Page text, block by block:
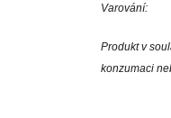
Varování:
Produkt v
konzumaci